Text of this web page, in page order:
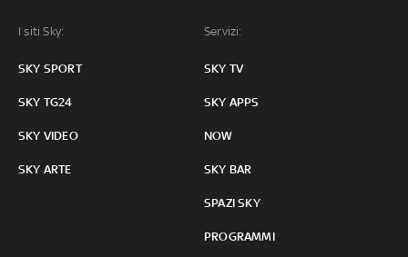
I siti Sky:
SKY SPORT
SKY TG24
SKY VIDEO
SKY ARTE
Servizi:
SKY TV
SKY APPS
NOW
SKY BAR
SPAZI SKY
PROGRAMMI